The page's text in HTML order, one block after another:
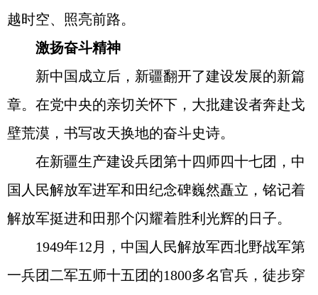
越时空、照亮前路。
激扬奋斗精神
新中国成立后，新疆翻开了建设发展的新篇
章。在党中央的亲切关怀下，大批建设者奔赴戈
壁荒漠，书写改天换地的奋斗史诗。
在新疆生产建设兵团第十四师四十七团，中
国人民解放军进军和田纪念碑巍然矗立，铭记着
解放军挺进和田那个闪耀着胜利光辉的日子。
1949年12月，中国人民解放军西北野战军第
一兵团二军五师十五团的1800多名官兵，徒步穿